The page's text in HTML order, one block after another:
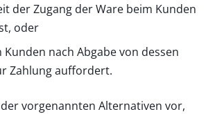
der Zugang der Ware beim Kunden
oder
nach Abgabe von dessen
Zahlung auffordert.
vorgenannten Alternativen vor,